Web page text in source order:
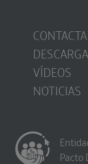
CONTACTA
VÍDEOS
NOTICIAS
Pacto